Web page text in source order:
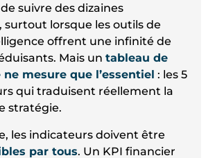
suivre des dizaines
surtout lorsque les outils de
offrent une infinité de
Mais un tableau de
mesure que l’essentiel : les 5
qui traduisent réellement la
stratégie.
les indicateurs doivent être
par tous. Un KPI financier